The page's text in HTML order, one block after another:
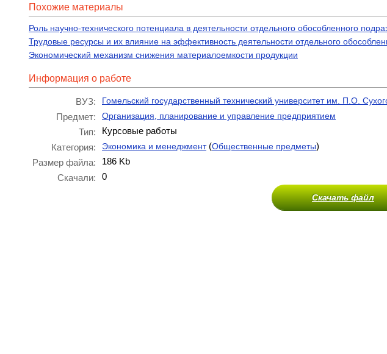
Похожие материалы
Роль научно-технического потенциала в деятельности отдельного обособленного
Трудовые ресурсы и их влияние на эффективность деятельности отдельного
Экономический механизм снижения материалоемкости продукции
Информация о работе
ВУЗ: Гомельский государственный технический университет им. П.О.
Предмет: Организация, планирование и управление предприятием
Тип:
Курсовые работы
Категория:
Экономика и менеджмент(Общественные предметы)
Размер файла:
186 Kb
Скачали:
0
Скачать файл